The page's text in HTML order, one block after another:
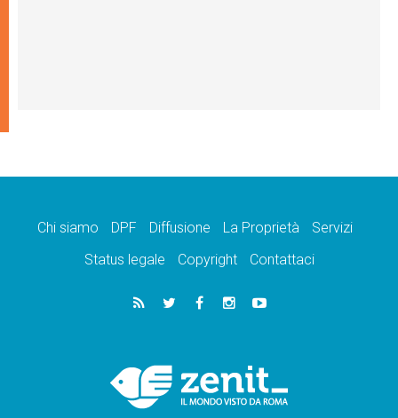
Chi siamo DPF Diffusione La Proprietà
Servizi
Status legale
Copyright Contattaci